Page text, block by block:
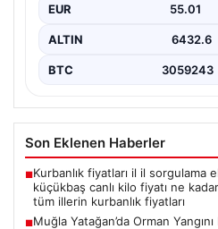
EUR 55.01
ALTIN 6432.6
BTC 3059243
Son Eklenen Haberler
■Kurbanlık fiyatları il il sorgulama
küçükbaş canlı kilo fiyatı ne
tüm illerin kurbanlık fiyatları
■Muğla Yatağan’da Orman